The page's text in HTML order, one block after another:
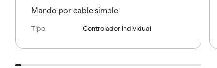
Mando por cable simple
Tipo: Controlador individual